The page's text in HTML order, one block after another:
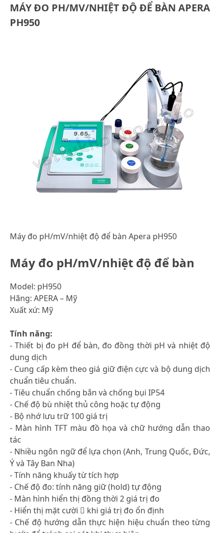
MÁY ĐO PH/MV/NHIỆT ĐỘ ĐỂ BÀN APERA
PH950
Máy đo pH/mV/nhiệt độ để bàn Apera pH950
Máy đo pH/mV/nhiệt độ để bàn
Model: pH950
Hãng: APERA – Mỹ
Xuất xứ: Mỹ
Tính năng:
- Thiết bị đo pH để bàn, đo đồng thời pH và nhiệt độ
dung dịch
- Cung cấp kèm theo giá giữ điện cực và bộ dung dịch
chuẩn tiêu chuẩn.
- Tiêu chuẩn chống bắn và chống bụi IP54
- Chế độ bù nhiệt thủ công hoặc tự động
- Bộ nhớ lưu trữ 100 giá trị
- Màn hình TFT màu đồ họa và chữ hướng dẫn thao
tác
- Nhiều ngôn ngữ để lựa chọn (Anh, Trung Quốc, Đức,
Ý và Tây Ban Nha)
- Tính năng khuấy từ tích hợp
- Chế độ đo: tính năng giữ (hold) tự động
- Màn hình hiển thị đồng thời 2 giá trị đo
- Hiển thị mặt cười  khi giá trị đo ổn định
- Chế độ hướng dẫn thực hiện hiệu chuẩn theo từng